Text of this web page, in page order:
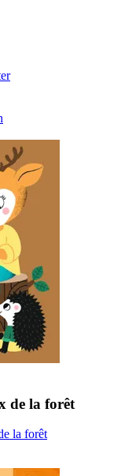
de la forêt
la forêt